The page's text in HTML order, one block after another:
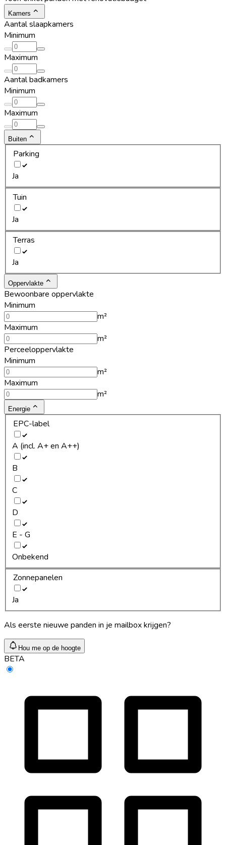
Kamers
Aantal slaapkamers
Minimum
Maximum
Aantal badkamers
Minimum
Maximum
Buiten
Parking
Ja
Tuin
Ja
Terras
Ja
Oppervlakte
Bewoonbare oppervlakte
Minimum
m²
Maximum
m²
Perceeloppervlakte
Minimum
m²
Maximum
m²
Energie
EPC-label
A (incl. A+ en A++)
B
C
D
E - G
Onbekend
Zonnepanelen
Ja
Als eerste nieuwe panden in je mailbox krijgen?
Hou me op de hoogte
BETA